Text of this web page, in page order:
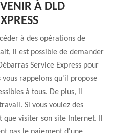
À DLD
à des opérations de
il est possible de demander
Service Express pour
vous rappelons qu'il propose
à tous. De plus, il
Si vous voulez des
visiter son site Internet. Il